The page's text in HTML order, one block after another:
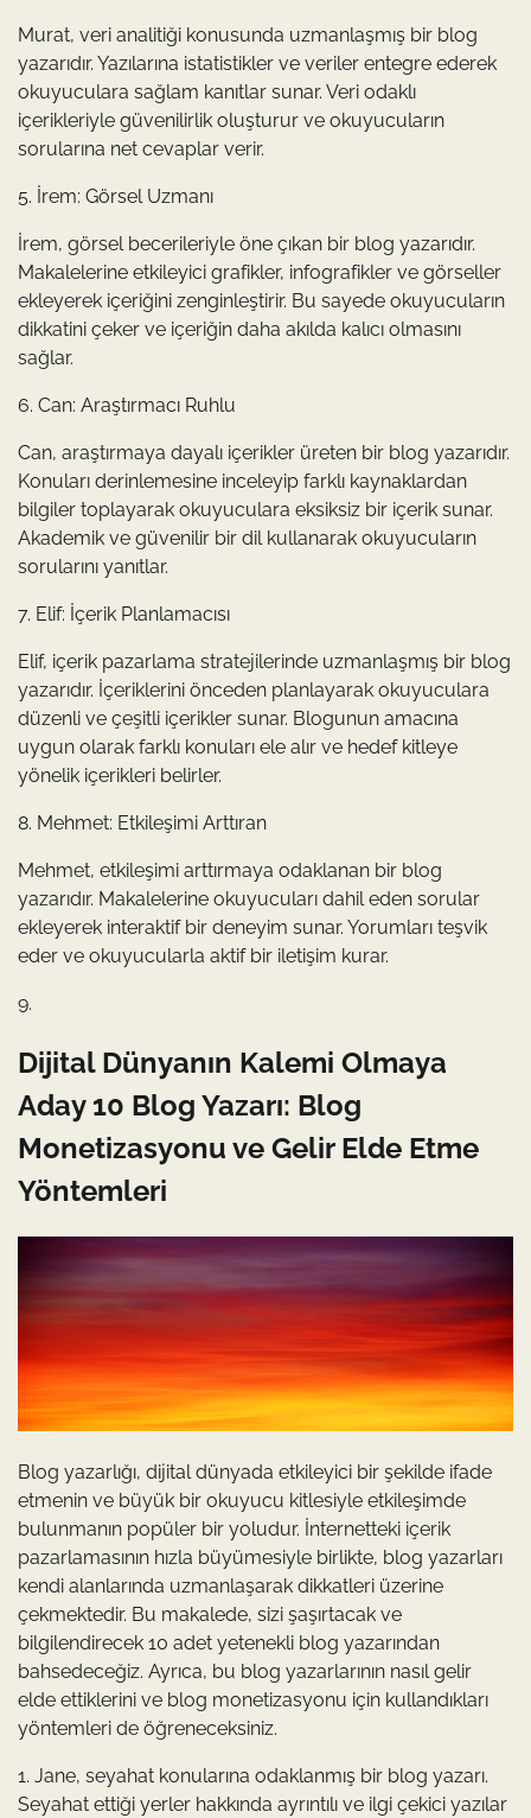
Murat, veri analitiği konusunda uzmanlaşmış bir blog
yazarıdır. Yazılarına istatistikler ve veriler entegre ederek
okuyuculara sağlam kanıtlar sunar. Veri odaklı
içerikleriyle güvenilirlik oluşturur ve okuyucuların
sorularına net cevaplar verir.
5. İrem: Görsel Uzmanı
İrem, görsel becerileriyle öne çıkan bir blog yazarıdır.
Makalelerine etkileyici grafikler, infografikler ve görseller
ekleyerek içeriğini zenginleştirir. Bu sayede okuyucuların
dikkatini çeker ve içeriğin daha akılda kalıcı olmasını
sağlar.
6. Can: Araştırmacı Ruhlu
Can, araştırmaya dayalı içerikler üreten bir blog yazarıdır.
Konuları derinlemesine inceleyip farklı kaynaklardan
bilgiler toplayarak okuyuculara eksiksiz bir içerik sunar.
Akademik ve güvenilir bir dil kullanarak okuyucuların
sorularını yanıtlar.
7. Elif: İçerik Planlamacısı
Elif, içerik pazarlama stratejilerinde uzmanlaşmış bir blog
yazarıdır. İçeriklerini önceden planlayarak okuyuculara
düzenli ve çeşitli içerikler sunar. Blogunun amacına
uygun olarak farklı konuları ele alır ve hedef kitleye
yönelik içerikleri belirler.
8. Mehmet: Etkileşimi Arttıran
Mehmet, etkileşimi arttırmaya odaklanan bir blog
yazarıdır. Makalelerine okuyucuları dahil eden sorular
ekleyerek interaktif bir deneyim sunar. Yorumları teşvik
eder ve okuyucularla aktif bir iletişim kurar.
9.
Dijital Dünyanın Kalemi Olmaya
Aday 10 Blog Yazarı: Blog
Monetizasyonu ve Gelir Elde Etme
Yöntemleri
Blog yazarlığı, dijital dünyada etkileyici bir şekilde ifade
etmenin ve büyük bir okuyucu kitlesiyle etkileşimde
bulunmanın popüler bir yoludur. İnternetteki içerik
pazarlamasının hızla büyümesiyle birlikte, blog yazarları
kendi alanlarında uzmanlaşarak dikkatleri üzerine
çekmektedir. Bu makalede, sizi şaşırtacak ve
bilgilendirecek 10 adet yetenekli blog yazarından
bahsedeceğiz. Ayrıca, bu blog yazarlarının nasıl gelir
elde ettiklerini ve blog monetizasyonu için kullandıkları
yöntemleri de öğreneceksiniz.
1. Jane, seyahat konularına odaklanmış bir blog yazarı.
Seyahat ettiği yerler hakkında ayrıntılı ve ilgi çekici yazılar